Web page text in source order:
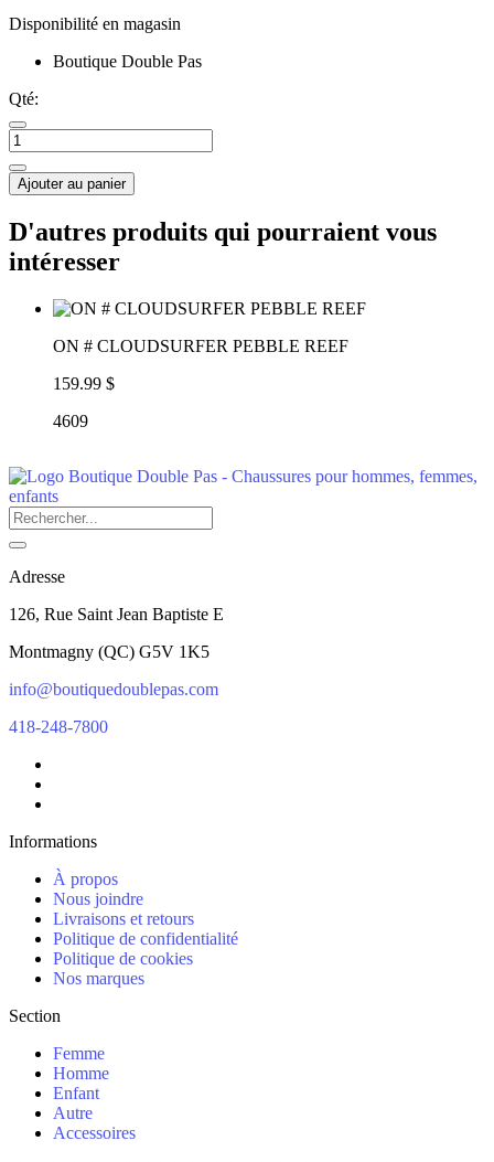
Disponibilité en magasin
Boutique Double Pas
Qté:
Ajouter au panier
D'autres produits qui pourraient vous
intéresser
ON # CLOUDSURFER PEBBLE REEF
159.99 $
4609
Adresse
126, Rue Saint Jean Baptiste E
Montmagny (QC) G5V 1K5
info@boutiquedoublepas.com
418-248-7800
Informations
À propos
Nous joindre
Livraisons et retours
Politique de confidentialité
Politique de cookies
Nos marques
Section
Femme
Homme
Enfant
Autre
Accessoires